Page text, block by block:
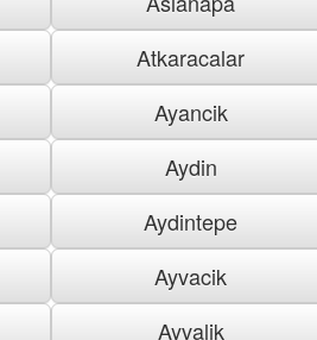
Atkaracalar
Ayancik
Aydin
Aydintepe
Ayvacik
Ayvalik